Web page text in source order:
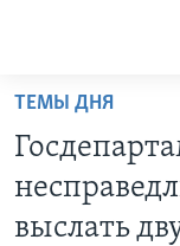
Перейти
основной
контент
Перейти
ПРОГРАММЫ
ПРОЕКТЫ
ТЕМЫ ДНЯ
выслать